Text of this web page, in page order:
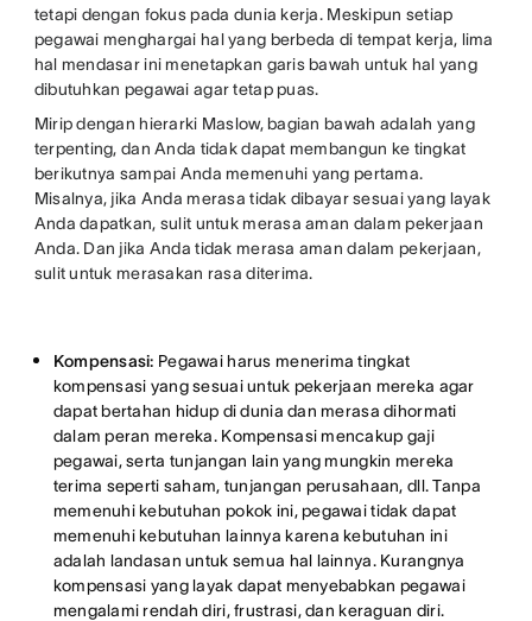
tetapi dengan fokus pada dunia kerja. Meskipun setiap
pegawai menghargai hal yang berbeda di tempat kerja, lima
hal mendasar ini menetapkan garis bawah untuk hal yang
dibutuhkan pegawai agar tetap puas.
Mirip dengan hierarki Maslow, bagian bawah adalah yang
terpenting, dan Anda tidak dapat membangun ke tingkat
berikutnya sampai Anda memenuhi yang pertama.
Misalnya, jika Anda merasa tidak dibayar sesuai yang layak
Anda dapatkan, sulit untuk merasa aman dalam pekerjaan
Anda. Dan jika Anda tidak merasa aman dalam pekerjaan,
sulit untuk merasakan rasa diterima.
Kompensasi: Pegawai harus menerima tingkat
kompensasi yang sesuai untuk pekerjaan mereka agar
dapat bertahan hidup di dunia dan merasa dihormati
dalam peran mereka. Kompensasi mencakup gaji
pegawai, serta tunjangan lain yang mungkin mereka
terima seperti saham, tunjangan perusahaan, dll. Tanpa
memenuhi kebutuhan pokok ini, pegawai tidak dapat
memenuhi kebutuhan lainnya karena kebutuhan ini
adalah landasan untuk semua hal lainnya. Kurangnya
kompensasi yang layak dapat menyebabkan pegawai
mengalami rendah diri, frustrasi, dan keraguan diri.